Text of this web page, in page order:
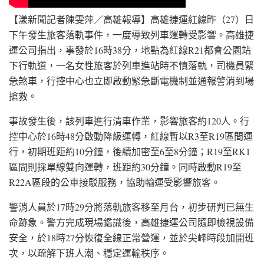
【漾新聞記者陳雯萍／高雄報導】高雄捷運紅線昨（27）日
下午發生旅客落軌事件，一度導致列車運轉受影響。高雄捷
運公司指出，事發於16時38分，地點為紅線R21都會公園站
下行軌道，一名女性旅客於列車進站時不慎落軌，司機員緊
急煞車，行控中心也立即啟動緊急斷電機制並通報警消到場
搶救。
事故發生後，該列車進行清車作業，影響旅客約120人。行
控中心於16時48分啟動降級運轉，紅線暫以R3至R19區間運
行，初期班距約10分鐘，後續加密至6至8分鐘；R19至RK1
區間則採單線雙向運轉，班距約30分鐘。同時啟動R19至
R22A區段的公車接駁服務，協助輸運受影響旅客。
警消人員於17時29分將落軌旅客移至月台，初步研判已無生
命跡象。警方完成現場鑑識後，高雄捷運公司隨即檢視設備
安全，於18時27分恢復全線正常營運，並於尖峰時段加開班
次，以疏解下班人潮、穩定運輸秩序。